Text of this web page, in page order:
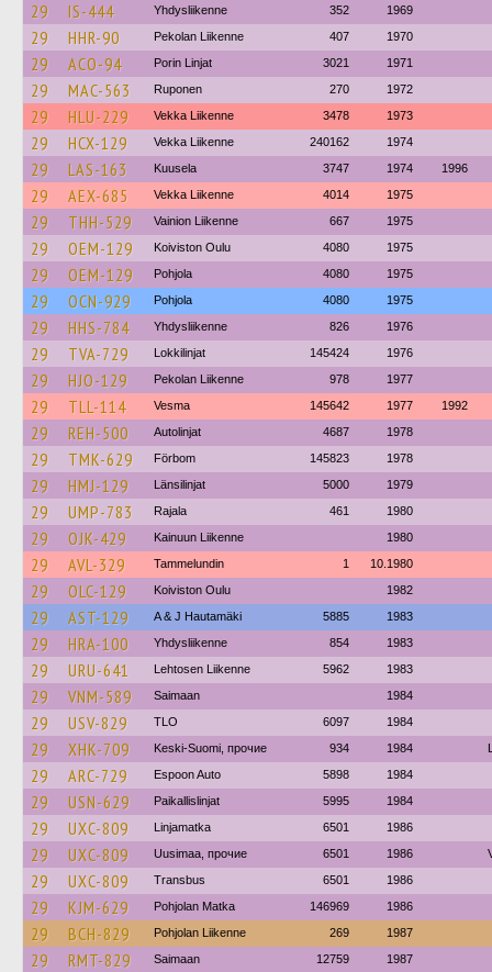
29 IS-444 Yhdysliikenne 352 1969
29 HHR-90 Pekolan Liikenne 407 1970
29 ACO-94 Porin Linjat 3021 1971
29 MAC-563 Ruponen 270 1972
29 HLU-229 Vekka Liikenne 3478 1973
29 HCX-129 Vekka Liikenne 240162 1974
29 LAS-163 Kuusela 3747 1974 1996
29 AEX-685 Vekka Liikenne 4014 1975
29 THH-529 Vainion Liikenne 667 1975
29 OEM-129 Koiviston Oulu 4080 1975
29 OEM-129 Pohjola 4080 1975
29 OCN-929 Pohjola 4080 1975
29 HHS-784 Yhdysliikenne 826 1976
29 TVA-729 Lokkilinjat 145424 1976
29 HJO-129 Pekolan Liikenne 978 1977
29 TLL-114 Vesma 145642 1977 1992
29 REH-500 Autolinjat 4687 1978
29 TMK-629 Förbom 145823 1978
29 HMJ-129 Länsilinjat 5000 1979
29 UMP-783 Rajala 461 1980
29 OJK-429 Kainuun Liikenne 1980
29 AVL-329 Tammelundin 1 10.1980
29 OLC-129 Koiviston Oulu 1982
29 AST-129 A & J Hautamäki 5885 1983
29 HRA-100 Yhdysliikenne 854 1983
29 URU-641 Lehtosen Liikenne 5962 1983
29 VNM-589 Saimaan 1984
29 USV-829 TLO 6097 1984
29 XHK-709 Keski-Suomi, прочие 934 1984
29 ARC-729 Espoon Auto 5898 1984
29 USN-629 Paikallislinjat 5995 1984
29 UXC-809 Linjamatka 6501 1986
29 UXC-809 Uusimaa, прочие 6501 1986
29 UXC-809 Transbus 6501 1986
29 KJM-629 Pohjolan Matka 146969 1986
29 BCH-829 Pohjolan Liikenne 269 1987
29 RMT-829 Saimaan 12759 1987